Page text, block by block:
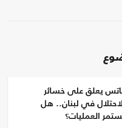
يعلق على خسائر
الاحتلال في لبنان.. هل
العمليات؟